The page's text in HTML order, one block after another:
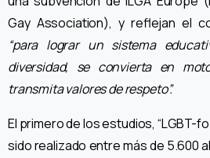
Gay Association), y reflejan el
“para lograr un sistema
diversidad, se convierta en
transmita valores de respeto”.
El primero de los estudios, “LGBT-
sido realizado entre más de 5.600